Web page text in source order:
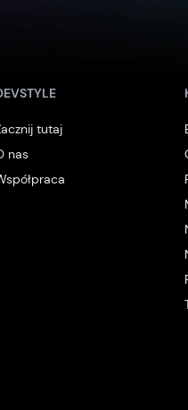
tutaj
nas